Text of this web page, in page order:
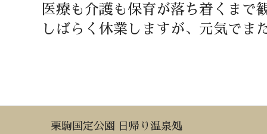
医療も介護も保育が落ち着くまで
しばらく休業しますが、元気で
栗駒国定公園 日帰り温泉処